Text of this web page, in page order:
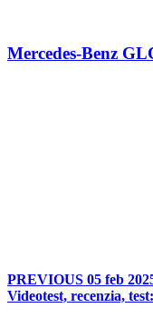
Mercedes-Benz
PREVIOUS 05 feb
Videotest, recenzia,